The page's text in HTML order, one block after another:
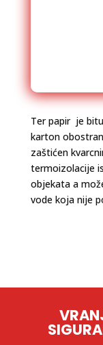
Ter papir je
karton
zaštićen
termoizolacije
objekata a
vode koja nije